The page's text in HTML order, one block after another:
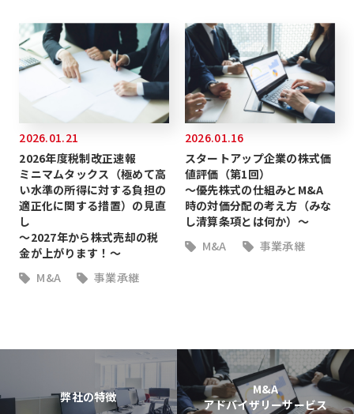
2026.01.21
2026年度税制改正速報
ミニマムタックス（極めて高
い水準の所得に対する負担の
適正化に関する措置）の見直
し
～2027年から株式売却の税
金が上がります！～
M&A
事業承継
2026.01.16
スタートアップ企業の株式価
値評価（第1回）
～優先株式の仕組みとM&A
時の対価分配の考え方（みな
し清算条項とは何か）～
M&A
事業承継
弊社の特徴
M&A
アドバイザリーサービス